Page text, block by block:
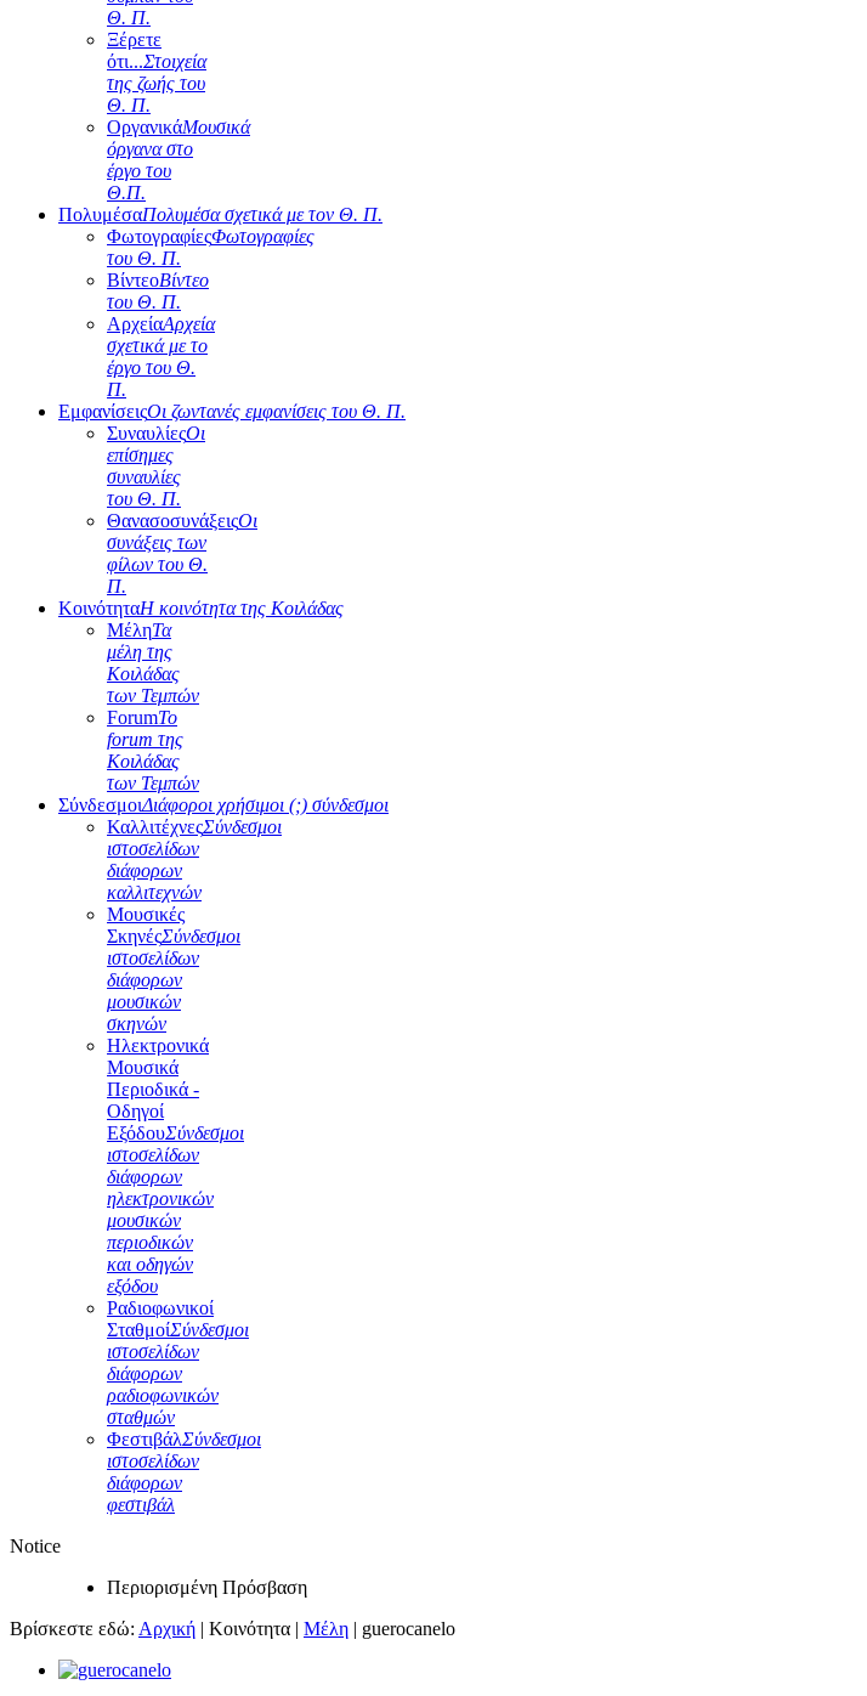
Θ. Π.
Ξέρετε
ότι...Στοιχεία
της ζωής του
Θ. Π.
ΟργανικάΜουσικά
όργανα στο
έργο του
Θ.Π.
ΠολυμέσαΠολυμέσα σχετικά με τον Θ. Π.
ΦωτογραφίεςΦωτογραφίες
του Θ. Π.
ΒίντεοΒίντεο
του Θ. Π.
ΑρχείαΑρχεία
σχετικά με το
έργο του Θ.
Π.
ΕμφανίσειςΟι ζωντανές εμφανίσεις του Θ. Π.
ΣυναυλίεςΟι
επίσημες
συναυλίες
του Θ. Π.
ΘανασοσυνάξειςΟι
συνάξεις των
φίλων του Θ.
Π.
ΚοινότηταΗ κοινότητα της Κοιλάδας
ΜέληΤα
μέλη της
Κοιλάδας
των Τεμπών
ForumΤο
forum της
Κοιλάδας
των Τεμπών
ΣύνδεσμοιΔιάφοροι χρήσιμοι (;) σύνδεσμοι
ΚαλλιτέχνεςΣύνδεσμοι
ιστοσελίδων
διάφορων
καλλιτεχνών
Μουσικές
ΣκηνέςΣύνδεσμοι
ιστοσελίδων
διάφορων
μουσικών
σκηνών
Ηλεκτρονικά
Μουσικά
Περιοδικά -
Οδηγοί
ΕξόδουΣύνδεσμοι
ιστοσελίδων
διάφορων
ηλεκτρονικών
μουσικών
περιοδικών
και οδηγών
εξόδου
Ραδιοφωνικοί
ΣταθμοίΣύνδεσμοι
ιστοσελίδων
διάφορων
ραδιοφωνικών
σταθμών
ΦεστιβάλΣύνδεσμοι
ιστοσελίδων
διάφορων
φεστιβάλ
Notice
Περιορισμένη Πρόσβαση
Βρίσκεστε εδώ: Αρχική | Κοινότητα | Μέλη | guerocanelo